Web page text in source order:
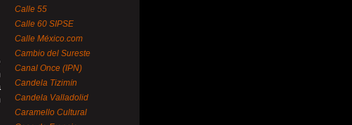
Calle 55
Calle 60 SIPSE
Calle México.com
Cambio del Sureste
Canal Once (IPN)
Candela Tizimín
Candela Valladolid
Caramello Cultural